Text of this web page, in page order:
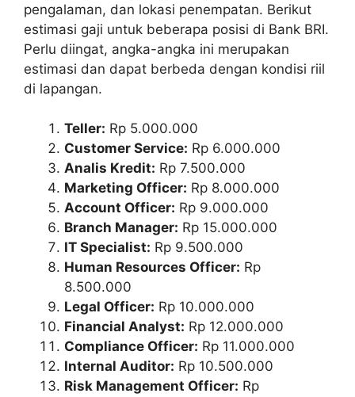
pengalaman, dan lokasi penempatan. Berikut
estimasi gaji untuk beberapa posisi di Bank BRI.
Perlu diingat, angka-angka ini merupakan
estimasi dan dapat berbeda dengan kondisi riil
di lapangan.
Teller: Rp 5.000.000
Customer Service: Rp 6.000.000
Analis Kredit: Rp 7.500.000
Marketing Officer: Rp 8.000.000
Account Officer: Rp 9.000.000
Branch Manager: Rp 15.000.000
IT Specialist: Rp 9.500.000
Human Resources Officer: Rp
8.500.000
Legal Officer: Rp 10.000.000
Financial Analyst: Rp 12.000.000
Compliance Officer: Rp 11.000.000
Internal Auditor: Rp 10.500.000
Risk Management Officer: Rp